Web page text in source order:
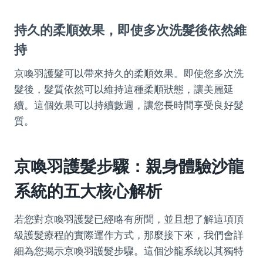
持久的柔順效果，即使多次洗髮後依然維
持
京喚羽護髮可以帶來持久的柔順效果。即使您多次洗
髮後，髮質依然可以維持這種柔順狀態，讓美麗延
續。這個效果可以持續數週，讓您長時間享受良好髮
質。
京喚羽護髮步驟：親身體驗沙龍
系統的五大核心解析
若您對京喚羽護髮已經略有所聞，並且想了解這項頂
級護髮療程的實際運作方式，那麼接下來，我們會詳
細為您揭示京喚羽護髮步驟。這個沙龍系統以其獨特